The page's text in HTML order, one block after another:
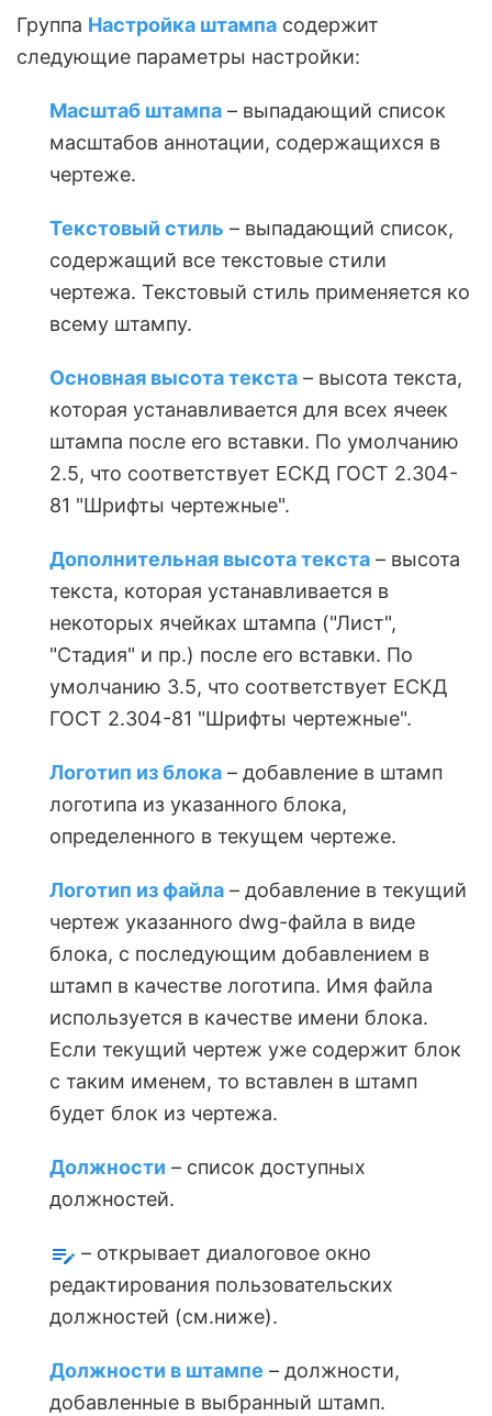
Группа Настройка штампа содержит
следующие параметры настройки:
Масштаб штампа – выпадающий список
масштабов аннотации, содержащихся в
чертеже.
Текстовый стиль – выпадающий список,
содержащий все текстовые стили
чертежа. Текстовый стиль применяется ко
всему штампу.
Основная высота текста – высота текста,
которая устанавливается для всех ячеек
штампа после его вставки. По умолчанию
2.5, что соответствует ЕСКД ГОСТ 2.304-
81 "Шрифты чертежные".
Дополнительная высота текста – высота
текста, которая устанавливается в
некоторых ячейках штампа ("Лист",
"Стадия" и пр.) после его вставки. По
умолчанию 3.5, что соответствует ЕСКД
ГОСТ 2.304-81 "Шрифты чертежные".
Логотип из блока – добавление в штамп
логотипа из указанного блока,
определенного в текущем чертеже.
Логотип из файла – добавление в текущий
чертеж указанного dwg-файла в виде
блока, с последующим добавлением в
штамп в качестве логотипа. Имя файла
используется в качестве имени блока.
Если текущий чертеж уже содержит блок
с таким именем, то вставлен в штамп
будет блок из чертежа.
Должности – список доступных
должностей.
– открывает диалоговое окно
редактирования пользовательских
должностей (см.ниже).
Должности в штампе – должности,
добавленные в выбранный штамп.